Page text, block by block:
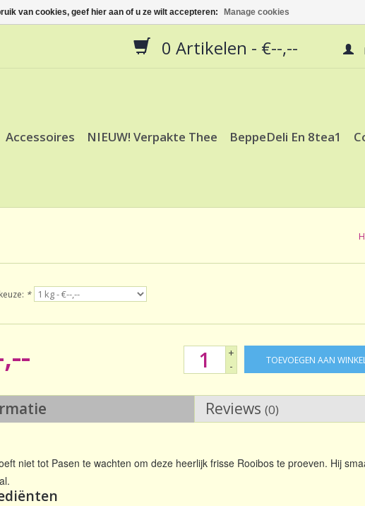
0 Artikelen - €--,--
Accessoires NIEUW! Verpakte Thee BeppeDeli En 8tea1
*
+
-
TOEVOEGEN AAN
Reviews (0)
niet tot Pasen te wachten om deze heerlijk frisse Rooibos te proeven. Hij
van cookies, geef hier aan of u ze wilt accepteren: Manage cookies